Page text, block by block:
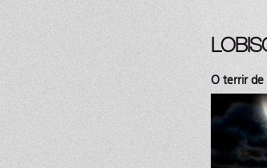
O terrir de